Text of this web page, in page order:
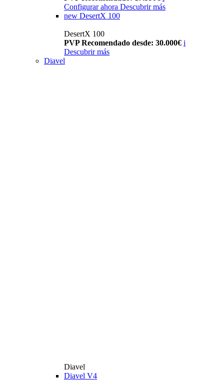
Configurar ahora Descubrir más
new DesertX 100
DesertX 100
PVP Recomendado desde: 30.000€ i
Descubrir más
Diavel
Diavel
Diavel V4